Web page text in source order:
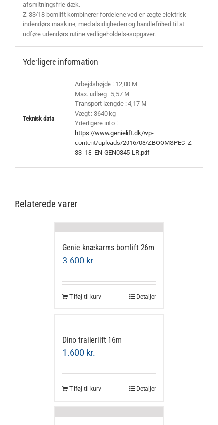
afsmitningsfrie dæk.
Z-33/18 bomlift kombinerer fordelene ved en ægte elektrisk
indendørs maskine, med alsidigheden og handlefrihed til at
udføre udendørs rutine vedligeholdelsesopgaver.
Yderligere information
Teknisk data
Arbejdshøjde : 12,00 M
Max. udlæg : 5,57 M
Transport længde : 4,17 M
Vægt : 3640 kg
Yderligere info :
https://www.genielift.dk/wp-
content/uploads/2016/03/ZBOOMSPEC_Z-
33_18_EN-GEN0345-LR.pdf
Relaterede varer
Genie knækarms bomlift 26m
3.600 kr.
Tilføj til kurv Detaljer
Dino trailerlift 16m
1.600 kr.
Tilføj til kurv Detaljer